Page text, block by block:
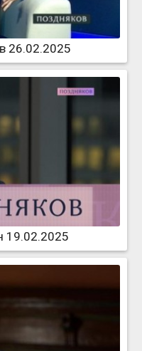
26.02.2025
19.02.2025